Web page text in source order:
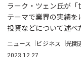
ラーク・ツェン氏が
テーマで業界の実績
投資などについて述べ
ニュース ビジネス 光関
2023.12.27